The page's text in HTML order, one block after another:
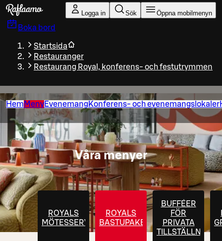
Gå till huvudinnehållet
Logga in Sök Öppna mobilmenyn
Boka bord
Startsida
Restauranger
Restaurang Royal, konferens- och festutrymmen
Hem MenyEvenemangKonferens- och evenemangslokaler
Våra menyer
ROYALS
MÖTESSERVERING
ROYALS
BASTUPAKET
BUFFÉER
FÖR
PRIVATA